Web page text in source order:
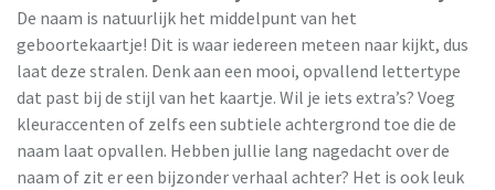
De naam is natuurlijk het middelpunt van het
geboortekaartje! Dit is waar iedereen meteen naar kijkt, dus
laat deze stralen. Denk aan een mooi, opvallend lettertype
dat past bij de stijl van het kaartje. Wil je iets extra’s? Voeg
kleuraccenten of zelfs een subtiele achtergrond toe die de
naam laat opvallen. Hebben jullie lang nagedacht over de
naam of zit er een bijzonder verhaal achter? Het is ook leuk